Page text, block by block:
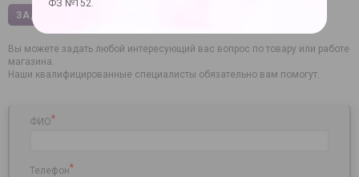
ЗАДАТЬ ВОПРОС
Вы можете задать любой интересующий вас вопрос по товару или работе
магазина.
Наши квалифицированные специалисты обязательно вам помогут.
ФИО*
Телефон*
ФЗ №152.